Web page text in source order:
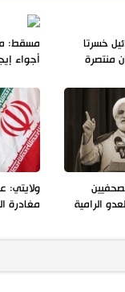
خسرتا
منتصرة
مسقط:
أجواء
الرامية
ولايتي:
مغادرة